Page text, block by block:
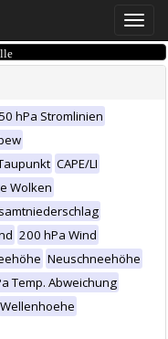
Toggle
hPa Stromlinien
CAPE/LI
Wolken
200 hPa Wind
Neuschneehöhe
Temp. Abweichung
Wellenhoehe